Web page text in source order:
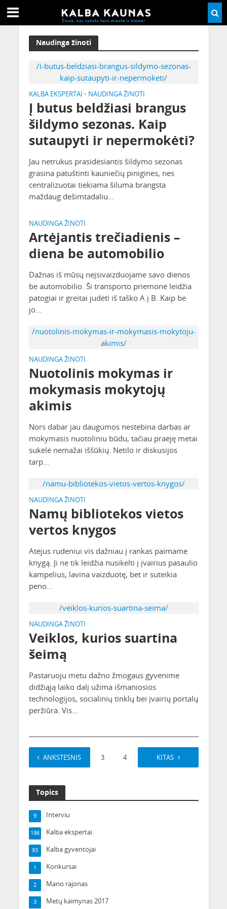
Naudinga žinoti
/i-butus-beldziasi-brangus-sildymo-sezonas-
kaip-sutaupyti-ir-nepermoketi/
KALBA EKSPERTAI • NAUDINGA ŽINOTI
Į butus beldžiasi brangus
šildymo sezonas. Kaip
sutaupyti ir nepermokėti?
Jau netrukus prasidėsiantis šildymo sezonas
grasina patuštinti kauniečių pinigines, nes
centralizuotai tiekiama šiluma brangsta
maždaug dešimtadaliu...
NAUDINGA ŽINOTI
Artėjantis trečiadienis –
diena be automobilio
Dažnas iš mūsų neįsivaizduojame savo dienos
be automobilio. Ši transporto priemonė leidžia
patogiai ir greitai judėti iš taško A į B. Kaip be
jo...
/nuotolinis-mokymas-ir-mokymasis-mokytoju-
akimis/
NAUDINGA ŽINOTI
Nuotolinis mokymas ir
mokymasis mokytojų
akimis
Nors dabar jau daugumos nestebina darbas ar
mokymasis nuotoliniu būdu, tačiau praėję metai
sukėlė nemažai iššūkių. Netilo ir diskusijos
tarp...
/namu-bibliotekos-vietos-vertos-knygos/
NAUDINGA ŽINOTI
Namų bibliotekos vietos
vertos knygos
Atėjus rudeniui vis dažniau į rankas paimame
knygą. Ji ne tik leidžia nusikelti į įvairius pasaulio
kampelius, lavina vaizduotę, bet ir suteikia
peno...
/veiklos-kurios-suartina-seima/
NAUDINGA ŽINOTI
Veiklos, kurios suartina
šeimą
Pastaruoju metu dažno žmogaus gyvenime
didžiąją laiko dalį užima išmaniosios
technologijos, socialinių tinklų bei įvairių portalų
peržiūra. Vis...
ANKSTESNIS
1 2 3 4 43
KITAS
Topics
Interviu
9
Kalba ekspertai
196
Kalba gyventojai
93
Konkursai
1
Mano rajonas
2
Metų kaimynas 2017
3